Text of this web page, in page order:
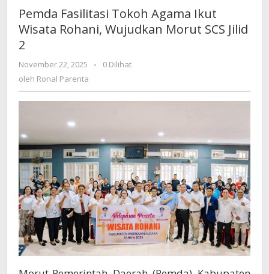
Tokoh
Agama
Ikut
Wujudkan
SCS
Pemda Fasilitasi Tokoh Agama Ikut
Wisata Rohani, Wujudkan Morut SCS Jilid
2
November 22, 2025
oleh
-
0 Dilihat
oleh Ronal Parenta